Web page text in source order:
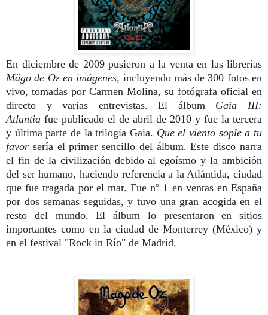
En diciembre de 2009 pusieron a la venta en las librerías
Mägo de Oz en imágenes, incluyendo más de 300 fotos en
vivo, tomadas por Carmen Molina, su fotógrafa oficial en
directo y varias entrevistas. El álbum Gaia III:
Atlantia fue publicado el de abril de 2010 y fue la tercera
y última parte de la trilogía Gaia. Que el viento sople a tu
favor sería el primer sencillo del álbum. Este disco narra
el fin de la civilización debido al egoísmo y la ambición
del ser humano, haciendo referencia a la Atlántida, ciudad
que fue tragada por el mar. Fue nº 1 en ventas en España
por dos semanas seguidas, y tuvo una gran acogida en el
resto del mundo. El álbum lo presentaron en sitios
importantes como en la ciudad de Monterrey (México) y
en el festival "Rock in Río" de Madrid.